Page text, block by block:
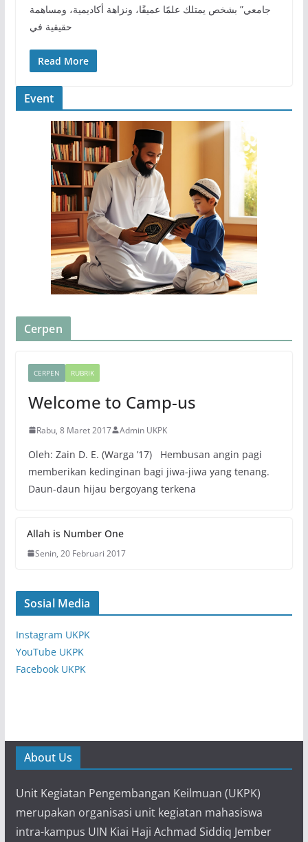
جامعي” بشخص يمتلك علمًا عميقًا، ونزاهة أكاديمية، ومساهمة
حقيقية في
Read More
Event
Cerpen
CERPEN RUBRIK
Welcome to Camp-us
Rabu, 8 Maret 2017 Admin UKPK
Oleh: Zain D. E. (Warga ’17) Hembusan angin pagi
memberikan kedinginan bagi jiwa-jiwa yang tenang.
Daun-daun hijau bergoyang terkena
Allah is Number One
Senin, 20 Februari 2017
Sosial Media
Instagram UKPK
YouTube UKPK
Facebook UKPK
About Us
Unit Kegiatan Pengembangan Keilmuan (UKPK)
merupakan organisasi unit kegiatan mahasiswa
intra-kampus UIN Kiai Haji Achmad Siddiq Jember